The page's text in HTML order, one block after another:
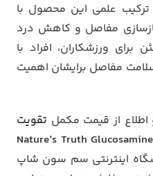
ترکیب علمی این محصول با
مفاصل و کاهش درد
ورزشکاران، افراد با
مفاصل برایشان اهمیت
اطلاع از قیمت مکمل تقویت
اینترنتی سم سون شاپ